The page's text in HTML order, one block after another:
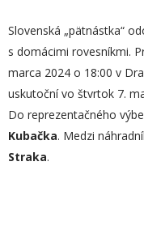
Slovenská „pätnástka“
s domácimi rovesníkmi.
marca 2024 o 18:00 v
uskutoční vo štvrtok 7.
Do reprezentačného
Kubačka. Medzi
Straka.